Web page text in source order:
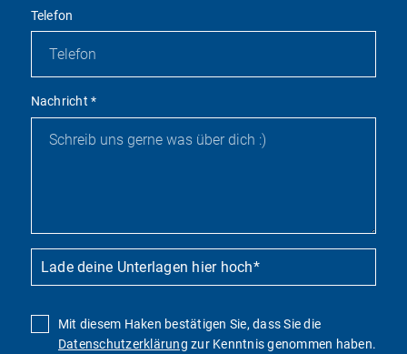
Telefon
Nachricht*
Lade deine Unterlagen hier hoch*
Mit diesem Haken bestätigen Sie, dass Sie die
Datenschutzerklärung zur Kenntnis genommen haben.